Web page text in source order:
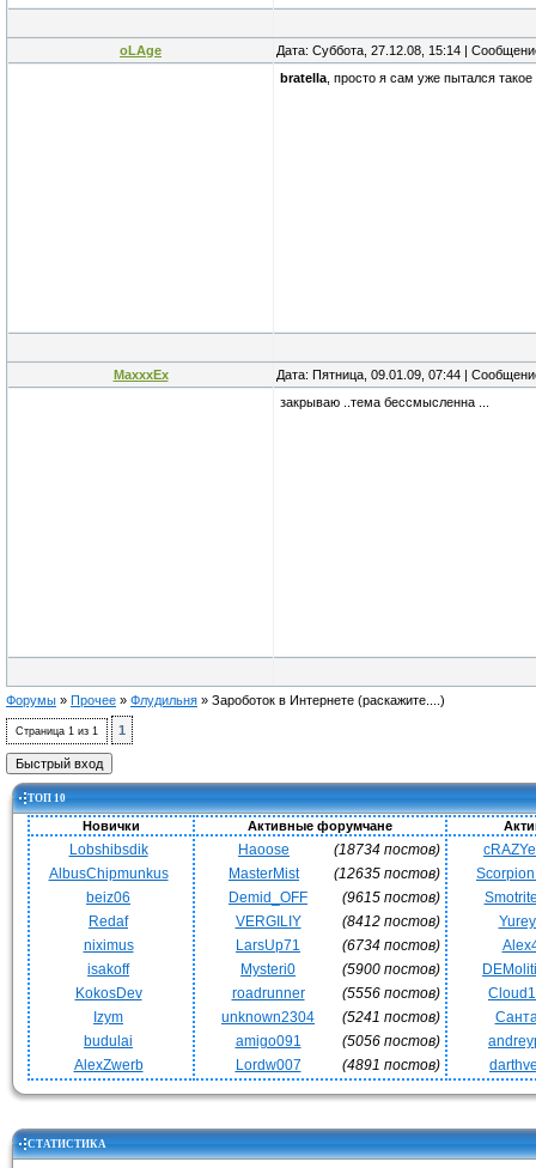
oLAge
Дата: Суббота, 27.12.08, 15:14 |
bratella , просто я сам уже пытался
MaxxxEx
Дата: Пятница, 09.01.09, 07:44 |
закрываю ..тема бессмысленна ...
Форумы » Прочее » Флудильня » Зароботок в Интернете (раскажите....)
Страница 1 из 1 1
ТОП 10
Новички Активные форумчане
Lobshibsdik
AlbusChipmunkus
beiz06
Redaf
niximus
isakoff
KokosDev
Izym
budulai
AlexZwerb
Haoose
(18734 постов)
MasterMist
(12635 постов)
Demid_OFF
(9615 постов)
VERGILIY
(8412 постов)
LarsUp71
(6734 постов)
Mysteri0
(5900 постов)
roadrunner
(5556 постов)
unknown2304
(5241 постов)
amigo091
(5056 постов)
Lordw007
(4891 постов)
СТАТИСТИКА